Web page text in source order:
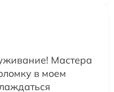
Мастера
в моем